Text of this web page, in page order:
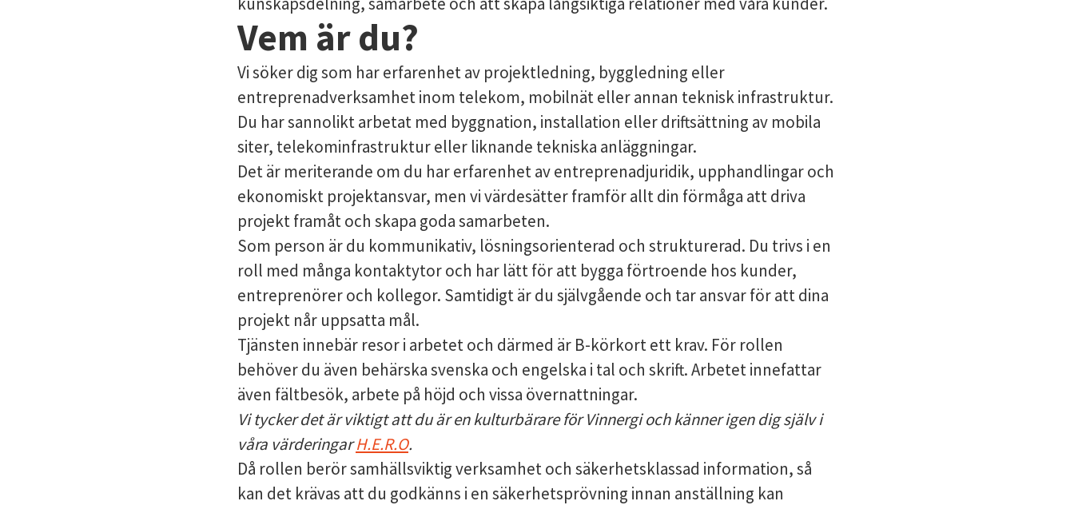
Vem är du?
Vi söker dig som har erfarenhet av projektledning, byggledning eller
entreprenadverksamhet inom telekom, mobilnät eller annan teknisk infrastruktur.
Du har sannolikt arbetat med byggnation, installation eller driftsättning av mobila
siter, telekominfrastruktur eller liknande tekniska anläggningar.
Det är meriterande om du har erfarenhet av entreprenadjuridik, upphandlingar och
ekonomiskt projektansvar, men vi värdesätter framför allt din förmåga att driva
projekt framåt och skapa goda samarbeten.
Som person är du kommunikativ, lösningsorienterad och strukturerad. Du trivs i en
roll med många kontaktytor och har lätt för att bygga förtroende hos kunder,
entreprenörer och kollegor. Samtidigt är du självgående och tar ansvar för att dina
projekt når uppsatta mål.
Tjänsten innebär resor i arbetet och därmed är B-körkort ett krav. För rollen
behöver du även behärska svenska och engelska i tal och skrift.Arbetet innefattar
även fältbesök, arbete på höjd och vissa övernattningar.
Vi tycker det är viktigt att du är en kulturbärare för Vinnergi och känner igen dig själv i
våra värderingarH.E.R.O.
Då rollen berör samhällsviktig verksamhet och säkerhetsklassad information, så
kan det krävas att du godkänns i en säkerhetsprövning innan anställning kan